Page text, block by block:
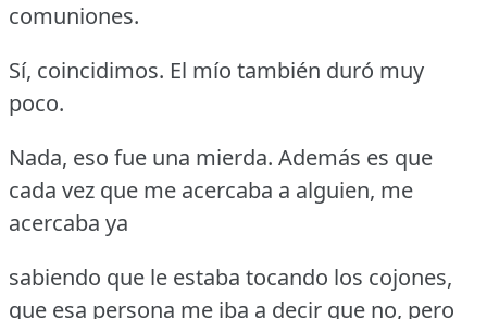
comuniones.
Sí, coincidimos. El mío también duró muy
poco.
Nada, eso fue una mierda. Además es que
cada vez que me acercaba a alguien, me
acercaba ya
sabiendo que le estaba tocando los cojones,
que esa persona me iba a decir que no, pero